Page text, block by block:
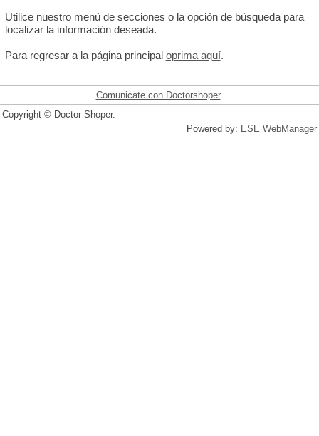
Utilice nuestro menú de secciones o la opción de búsqueda para
localizar la información deseada.
Para regresar a la página principal oprima aquí.
Comunicate con Doctorshoper
Copyright © Doctor Shoper.
Powered by: ESE WebManager